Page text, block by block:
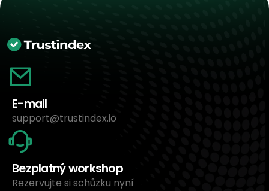
E-mail
support@trustindex.io
Bezplatný workshop
Rezervujte si schůzku nyní